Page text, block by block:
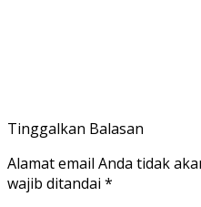
Tinggalkan Balasan
Alamat email Anda tidak
wajib ditandai *